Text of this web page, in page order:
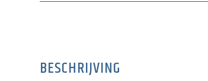
BESCHRIJVING